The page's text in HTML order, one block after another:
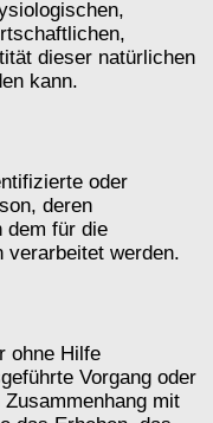
dieser natürlichen
kann.
oder
deren
dem für die
verarbeitet werden.
ohne Hilfe
Vorgang oder
mit